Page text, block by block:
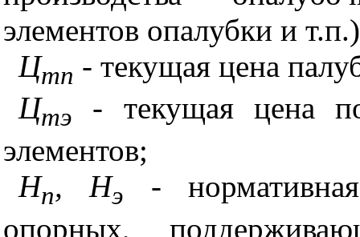
элементов опалубки и т.п.)
Цтп - текущая цена
Цтэ
- текущая цена
элементов;
Нп, Нэ
-
опорных,